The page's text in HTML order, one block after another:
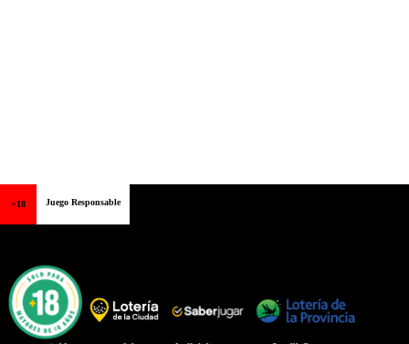
+18 Juego Responsable